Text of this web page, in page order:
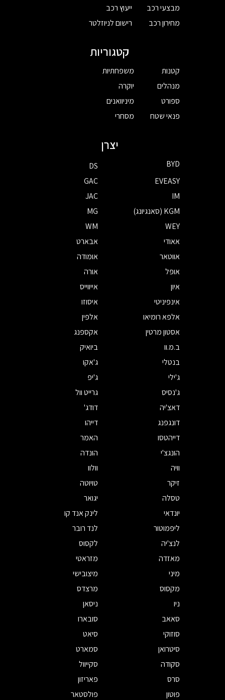
מבצעי רכב
מחירון רכב
ייעוץ רכב
רישום לניוזלטר
קטגוריות
קטנות
מנהלים
ספורט
פנאי שטח
משפחתיות
יוקרה
מיניוואנים
מסחרי
יצרן
BYD
DS
EVEASY
GAC
IM
JAC
KGM (סאנגיונג)
MG
WEY
WM
אאודי
אבארט
אווטאר
אומודה
אופל
אורה
איון
אייווייס
אינפיניטי
איסוזו
אלפא רומיאו
אלפין
אסטון מרטין
אקספנג
ב.מ.וו
ביואיק
בנטלי
ג'אקו
ג'ילי
ג'יפ
ג'נסיס
גרייט וול
דאצ'יה
דודג'
דונגפנג
דייהו
דייהטסו
האמר
הונגצ'י
הונדה
וויה
וולוו
זיקר
טויוטה
טסלה
יגואר
יונדאי
לינק אנד קו
ליפמוטור
לנד רובר
לנצ'יה
לקסוס
מאזדה
מזראטי
מיני
מיצובישי
מקסוס
מרצדס
ניו
ניסאן
סאאב
סובארו
סוזוקי
סיאט
סיטרואן
סמארט
סקודה
סקייוול
סרס
פאריזון
פוטון
פולסטאר